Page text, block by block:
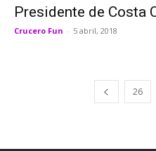
Presidente de Costa
Crucero Fun - 5 abril, 2018
26